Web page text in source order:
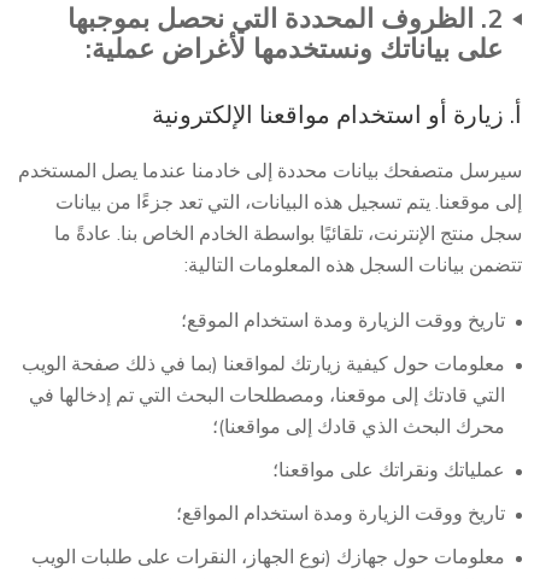
2. الظروف المحددة التي نحصل بموجبها
على بياناتك ونستخدمها لأغراض عملية:
أ. زيارة أو استخدام مواقعنا الإلكترونية
سيرسل متصفحك بيانات محددة إلى خادمنا عندما يصل المستخدم
إلى موقعنا. يتم تسجيل هذه البيانات، التي تعد جزءًا من بيانات
سجل منتج الإنترنت، تلقائيًا بواسطة الخادم الخاص بنا. عادةً ما
تتضمن بيانات السجل هذه المعلومات التالية:
تاريخ ووقت الزيارة ومدة استخدام الموقع؛
معلومات حول كيفية زيارتك لمواقعنا (بما في ذلك صفحة الويب
التي قادتك إلى موقعنا، ومصطلحات البحث التي تم إدخالها في
محرك البحث الذي قادك إلى مواقعنا)؛
عملياتك ونقراتك على مواقعنا؛
تاريخ ووقت الزيارة ومدة استخدام المواقع؛
معلومات حول جهازك (نوع الجهاز، النقرات على طلبات الويب